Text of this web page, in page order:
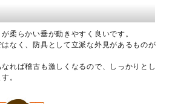
柔らかい垂が動きやすく良いです。
なく、防具として立派な外見があるものが
れば稽古も激しくなるので、しっかりとし
。